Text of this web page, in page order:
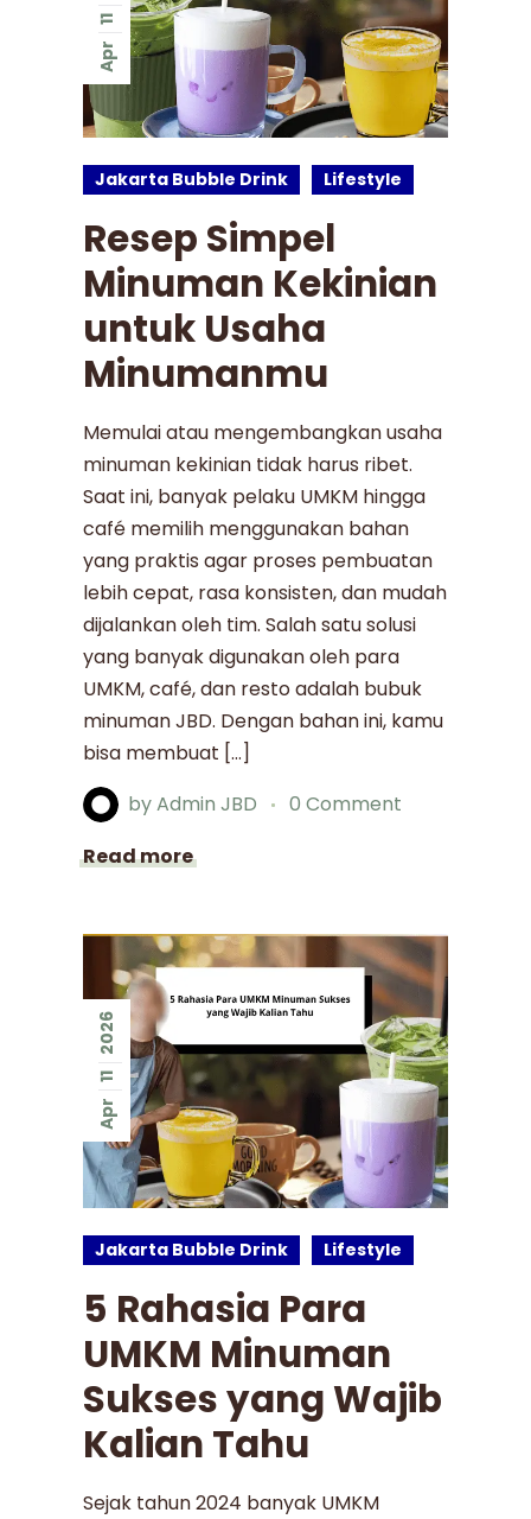
Apr
11
Jakarta Bubble Drink Lifestyle
Resep Simpel
Minuman Kekinian
untuk Usaha
Minumanmu
Memulai atau mengembangkan usaha
minuman kekinian tidak harus ribet.
Saat ini, banyak pelaku UMKM hingga
café memilih menggunakan bahan
yang praktis agar proses pembuatan
lebih cepat, rasa konsisten, dan mudah
dijalankan oleh tim. Salah satu solusi
yang banyak digunakan oleh para
UMKM, café, dan resto adalah bubuk
minuman JBD. Dengan bahan ini, kamu
bisa membuat […]
byAdmin JBD
0 Comment
Read more
Apr
11
2026
Jakarta Bubble Drink Lifestyle
5 Rahasia Para
UMKM Minuman
Sukses yang Wajib
Kalian Tahu
Sejak tahun 2024 banyak UMKM